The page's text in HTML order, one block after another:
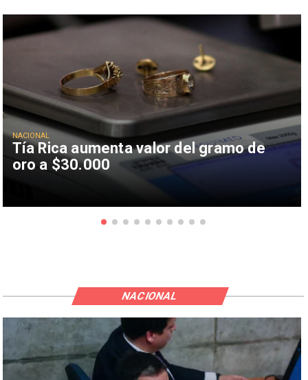
Tía Rica aumenta valor del gramo de
oro a $30.000
NACIONAL
NACIONAL